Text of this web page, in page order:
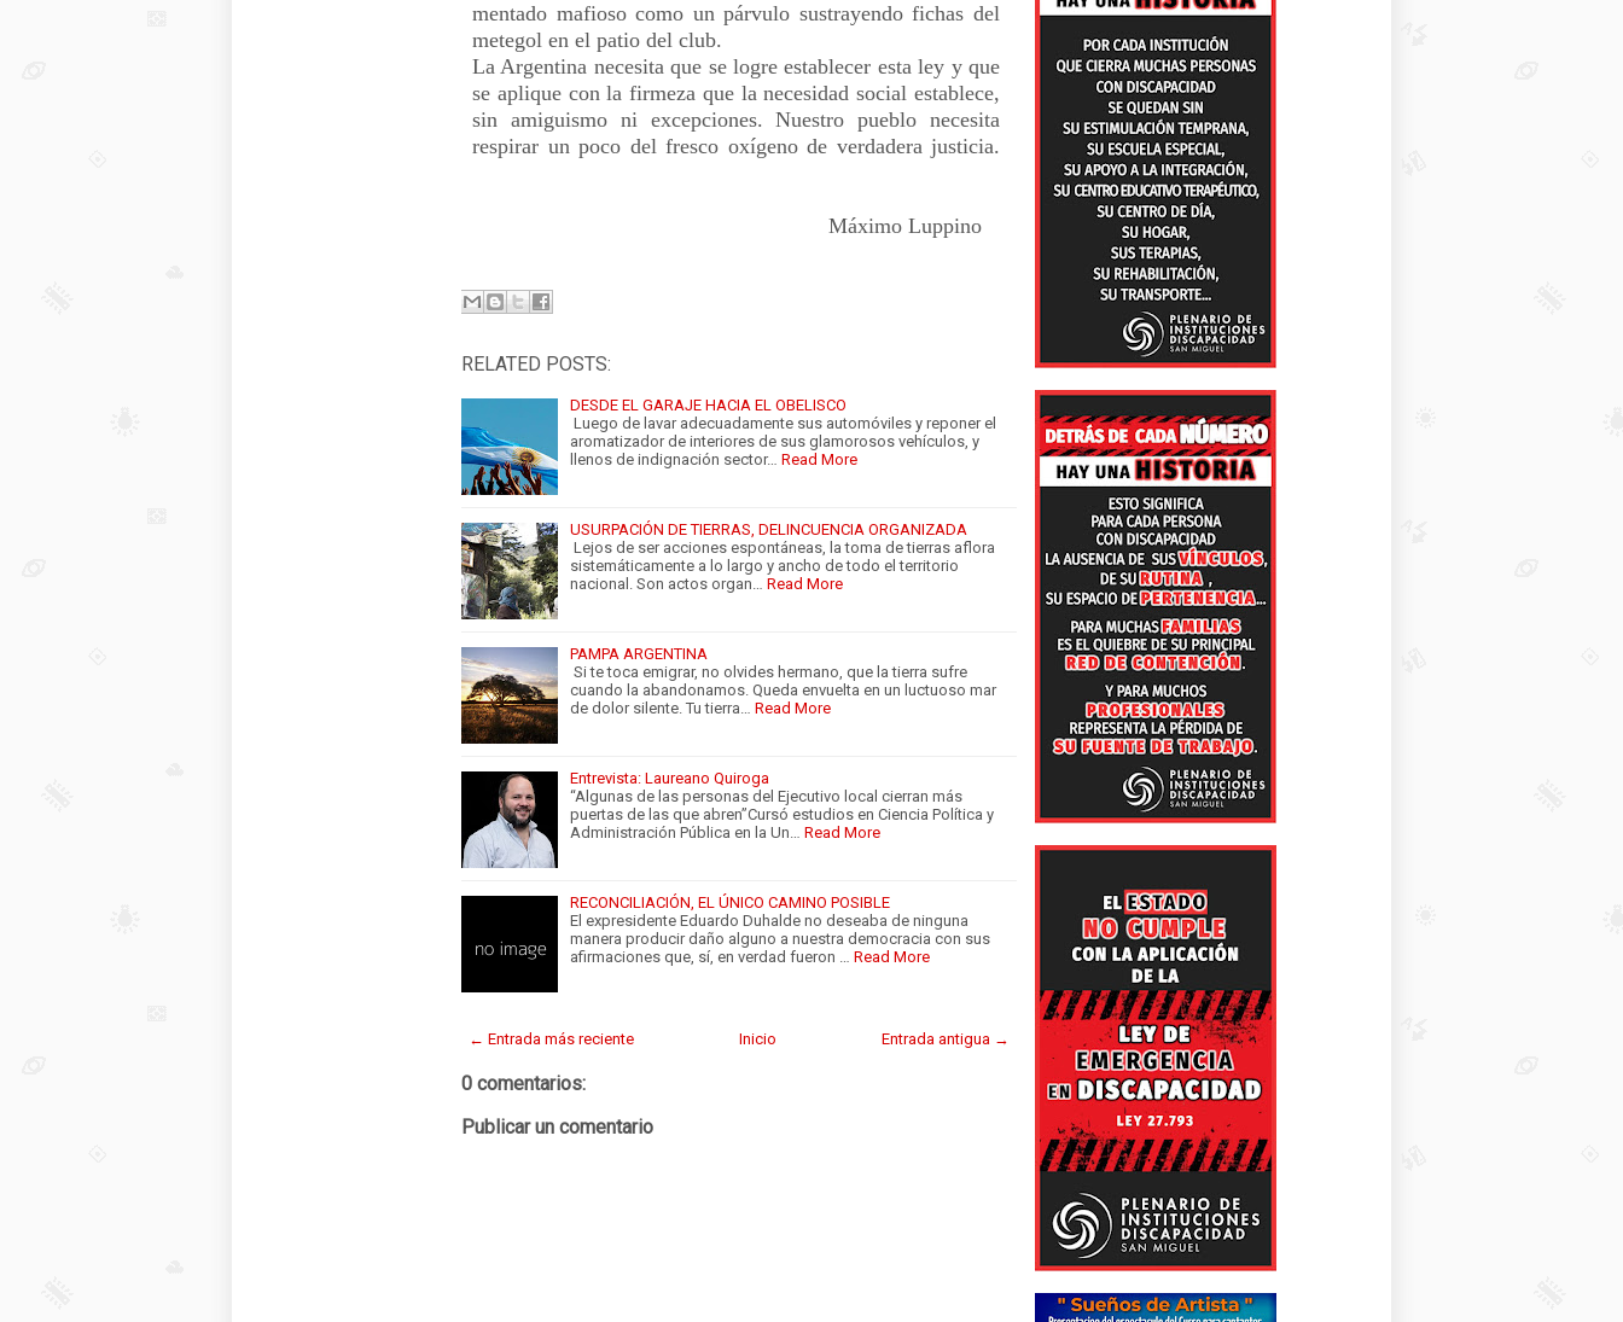
mentado mafioso como un párvulo sustrayendo fichas del
metegol en el patio del club.
La Argentina necesita que se logre establecer esta ley y que
se aplique con la firmeza que la necesidad social establece,
sin amiguismo ni excepciones. Nuestro pueblo necesita
respirar un poco del fresco oxígeno de verdadera justicia.
Máximo Luppino
RELATED POSTS:
DESDE EL GARAJE HACIA EL OBELISCO
Luego de lavar adecuadamente sus automóviles y reponer el
aromatizador de interiores de sus glamorosos vehículos, y
llenos de indignación sector… Read More
USURPACIÓN DE TIERRAS, DELINCUENCIA ORGANIZADA
Lejos de ser acciones espontáneas, la toma de tierras aflora
sistemáticamente a lo largo y ancho de todo el territorio
nacional. Son actos organ… Read More
PAMPA ARGENTINA
Si te toca emigrar, no olvides hermano, que la tierra sufre
cuando la abandonamos. Queda envuelta en un luctuoso mar
de dolor silente. Tu tierra… Read More
Entrevista: Laureano Quiroga
“Algunas de las personas del Ejecutivo local cierran más
puertas de las que abren”Cursó estudios en Ciencia Política y
Administración Pública en la Un… Read More
RECONCILIACIÓN, EL ÚNICO CAMINO POSIBLE
El expresidente Eduardo Duhalde no deseaba de ninguna
manera producir daño alguno a nuestra democracia con sus
afirmaciones que, sí, en verdad fueron … Read More
← Entrada más reciente Entrada antigua →
Inicio
0 comentarios:
Publicar un comentario